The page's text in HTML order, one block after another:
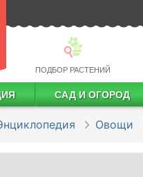
ПОДБОР РАСТЕНИЙ
САД И ОГОРОД
Овощи